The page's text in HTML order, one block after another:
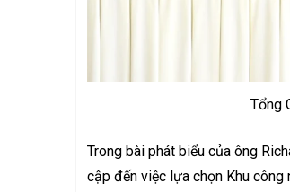
Tổng
Trong bài phát biểu của ông
cập đến việc lựa chọn Khu